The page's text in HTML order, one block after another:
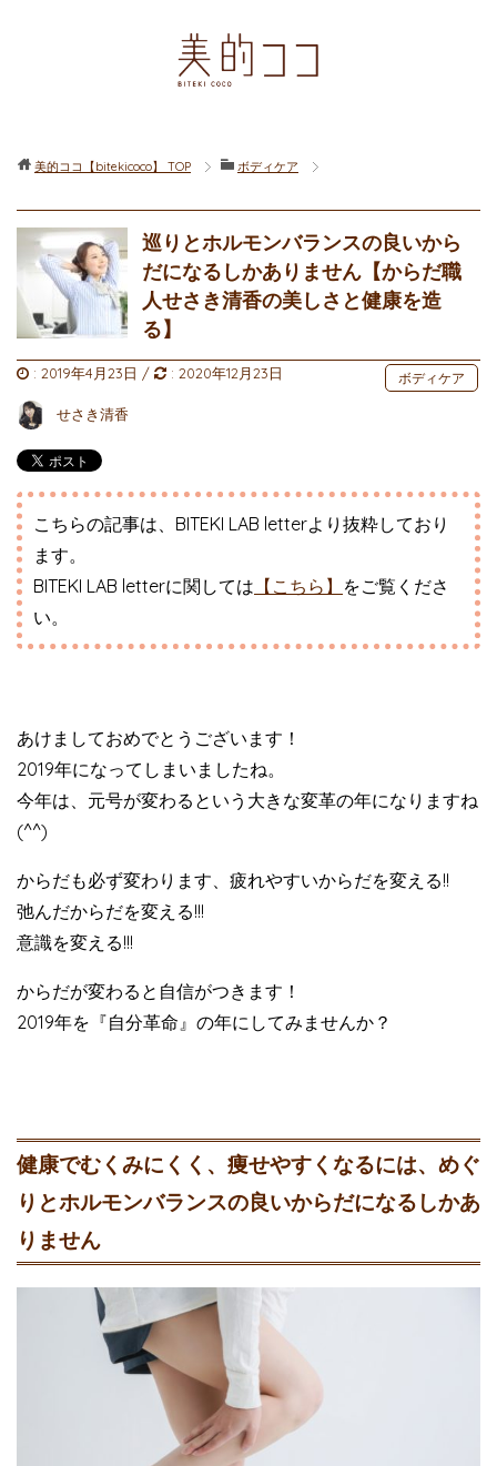
美的ココ【bitekicoco】 TOP ボディケア
巡りとホルモンバランスの良いから
だになるしかありません【からだ職
人せさき清香の美しさと健康を造
る】
: 2019年4月23日 / : 2020年12月23日 ボディケア
せさき清香
こちらの記事は、BITEKI LAB letterより抜粋しており
ます。
BITEKI LAB letterに関しては 【こちら】 をご覧くださ
い。
あけましておめでとうございます！
2019年になってしまいましたね。
今年は、元号が変わるという大きな変革の年になりますね
(^^)
からだも必ず変わります、疲れやすいからだを変える!!
弛んだからだを変える!!!
意識を変える!!!
からだが変わると自信がつきます！
2019年を『自分革命』の年にしてみませんか？
健康でむくみにくく、痩せやすくなるには、めぐ
りとホルモンバランスの良いからだになるしかあ
りません